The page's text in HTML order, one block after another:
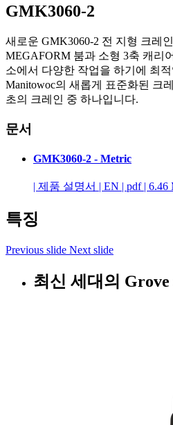
GMK3060-2
새로운 GMK3060-2 전 지형 크레
MEGAFORM 붐과 소형 3축 캐리
소에서 다양한 작업을 하기에 최
Manitowoc의 새롭게 표준화된 크
초의 크레인 중 하나입니다.
문서
GMK3060-2 - Metric
| 제품 설명서 | EN | pdf | 6.46
특징
Previous slide Next slide
최신 세대의